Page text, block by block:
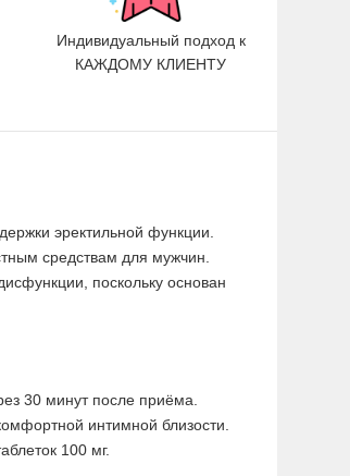
Индивидуальный подход к
КАЖДОМУ КЛИЕНТУ
эректильной функции.
средствам для мужчин.
поскольку основан
30 минут после приёма.
интимной близости.
100 мг.